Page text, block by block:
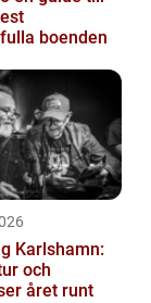
boenden
Karlshamn:
och
året runt